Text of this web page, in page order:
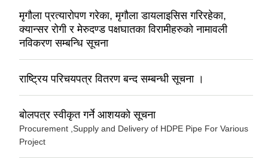
मृगौला प्रत्यारोपण गरेका, मृगौला डायलाइसिस गरिरहेका,
क्यान्सर रोगी र मेरुदण्ड पक्षघातका विरामीहरुको नामावली
नविकरण सम्बन्धि सूचना
राष्ट्रिय परिचयपत्र वितरण बन्द सम्बन्धी सूचना ।
बोलपत्र स्वीकृत गर्ने आशयको सूचना
Procurement ,Supply and Delivery of HDPE Pipe For Various
Project